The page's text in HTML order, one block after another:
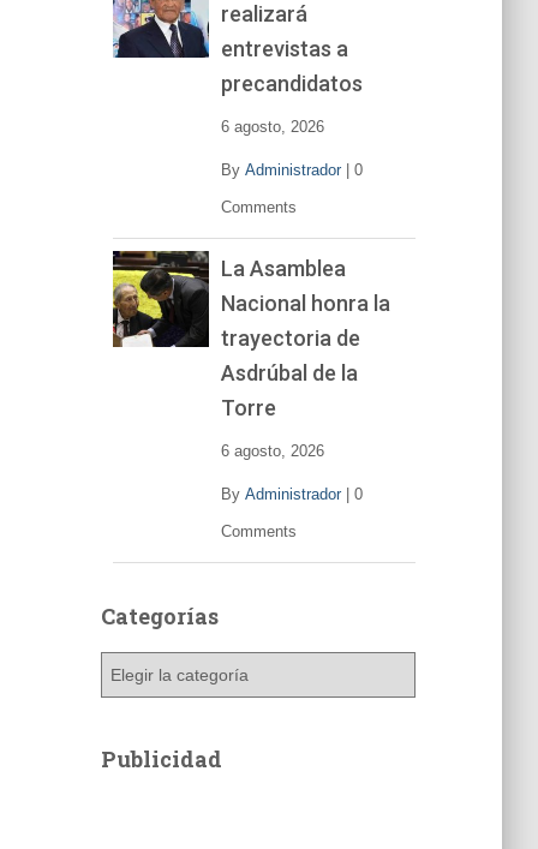
realizará
entrevistas a
precandidatos
6 agosto, 2026
By Administrador| 0
Comments
La Asamblea
Nacional honra la
trayectoria de
Asdrúbal de la
Torre
6 agosto, 2026
By Administrador| 0
Comments
Categorías
g
Publicidad